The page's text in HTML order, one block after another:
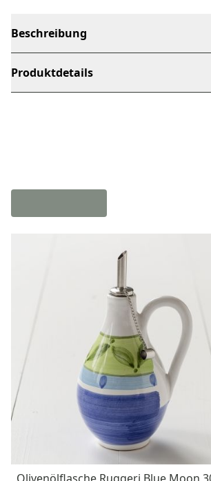
Beschreibung
Produktdetails